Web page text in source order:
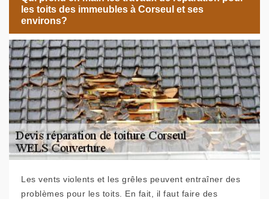
les toits des immeubles à Corseul et ses
environs?
Les vents violents et les grêles peuvent entraîner des
problèmes pour les toits. En fait, il faut faire des